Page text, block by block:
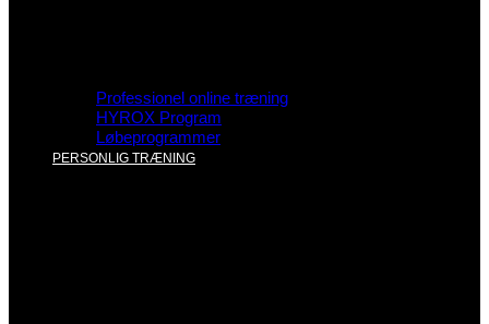
Professionel online træning
HYROX Program
Løbeprogrammer
PERSONLIG TRÆNING